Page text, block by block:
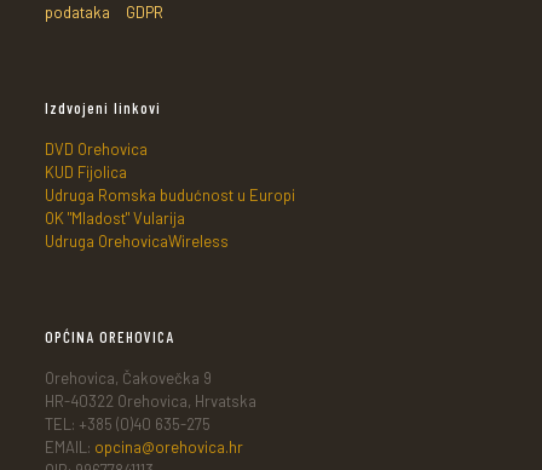
podataka
GDPR
Izdvojeni linkovi
DVD Orehovica
KUD Fijolica
Udruga Romska budućnost u Europi
OK "Mladost" Vularija
Udruga OrehovicaWireless
OPĆINA OREHOVICA
Orehovica, Čakovečka 9
HR-40322 Orehovica, Hrvatska
TEL: +385 (0)40 635-275
EMAIL: opcina@orehovica.hr